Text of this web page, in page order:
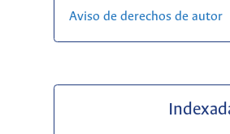
Aviso de derechos de autor